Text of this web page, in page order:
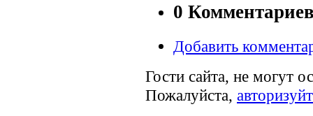
0
Добавить
Гости сайта, не могут
Пожалуйста,